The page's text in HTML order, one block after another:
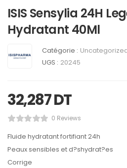
ISIS Sensylia 24H
Hydratant 40Ml
Catégorie :
UGS : 20245
32,287DT
0 Reviews
Fluide hydratant fortifiant 24h
Peaux sensibles et d?shydrat?es
Corrige